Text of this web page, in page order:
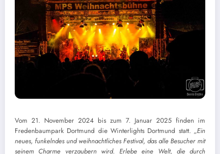
Vom 21. November 2024 bis zum 7. Januar 2025 finden im
Fredenbaumpark Dortmund die Winterlights Dortmund statt. „Ein
neues, funkelndes und weihnachtliches Festival, das alle Besucher mit
seinem Charme verzaubern wird. Erlebe eine Welt, die durch